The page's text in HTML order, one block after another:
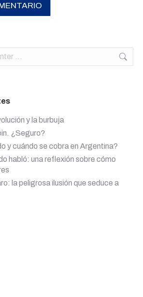
y la burbuja
¿Seguro?
y cuándo se cobra en Argentina?
habló: una reflexión sobre cómo
la peligrosa ilusión que seduce a